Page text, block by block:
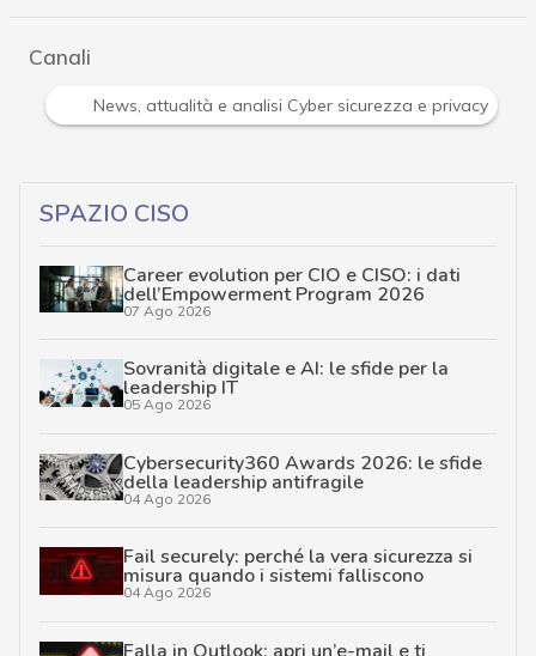
Canali
Attacchi hacker e Malware: le ultime news in tempo
SPAZIO CISO
Career evolution per CIO e CISO: i dati
dell’Empowerment Program 2026
07 Ago 2026
Sovranità digitale e AI: le sfide per la
leadership IT
05 Ago 2026
Cybersecurity360 Awards 2026: le sfide
della leadership antifragile
04 Ago 2026
Fail securely: perché la vera sicurezza si
misura quando i sistemi falliscono
04 Ago 2026